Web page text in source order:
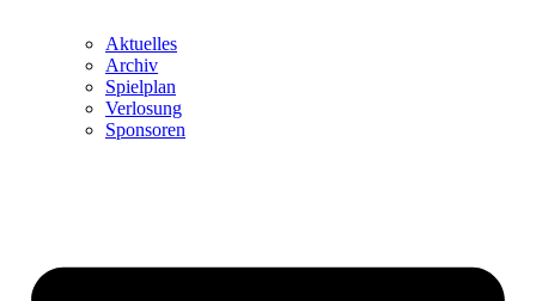
Aktuelles
Archiv
Spielplan
Verlosung
Sponsoren